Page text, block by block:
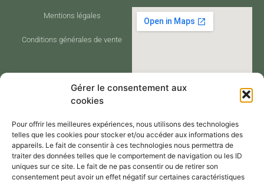
Gérer le consentement aux
cookies
Pour offrir les meilleures expériences, nous utilisons des technologies
telles que les cookies pour stocker et/ou accéder aux informations des
appareils. Le fait de consentir à ces technologies nous permettra de
traiter des données telles que le comportement de navigation ou les ID
uniques sur ce site. Le fait de ne pas consentir ou de retirer son
consentement peut avoir un effet négatif sur certaines caractéristiques
Mentions légales
Conditions générales de vente
CONTACT